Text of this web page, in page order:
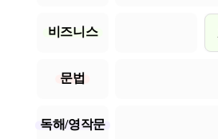
비즈니스
문법
독해/영작문